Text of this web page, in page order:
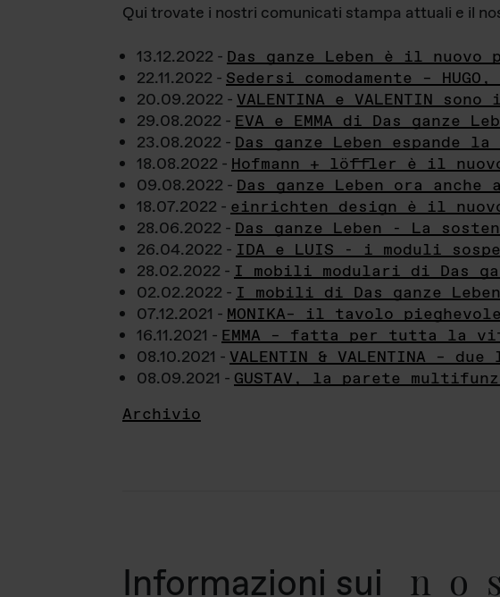
Qui trovate i nostri comunicati stampa attuali e il
13.12.2022 - Das ganze Leben è il
22.11.2022 - Sedersi comodamente – HUGO,
20.09.2022 - VALENTINA e VALENTIN
29.08.2022 - EVA e EMMA di Das ganze
23.08.2022 - Das ganze Leben
18.08.2022 - Hofmann + löffler è il
09.08.2022 - Das ganze Leben ora
18.07.2022 - einrichten design è il
28.06.2022 - Das ganze Leben - La
26.04.2022 - IDA e LUIS - i moduli
28.02.2022 - I mobili modulari di Das
02.02.2022 - I mobili di Das ganze
07.12.2021 - MONIKA– il tavolo
16.11.2021 - EMMA – fatta per tutta la
08.10.2021 - VALENTIN & VALENTINA –
08.09.2021 - GUSTAV, la parete
Archivio
Informazioni sui